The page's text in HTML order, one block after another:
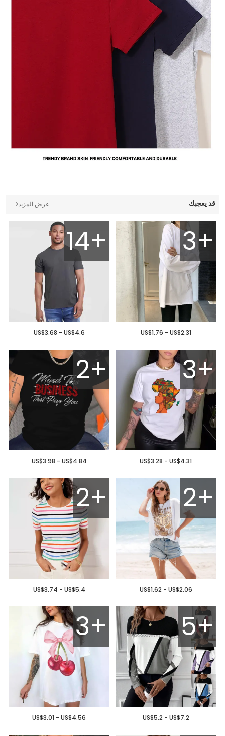
قد يعجبك عرض المزيد
3+
US$1.76 - US$2.31
14+
US$3.68 - US$4.6
3+
US$3.28 - US$4.31
2+
US$3.98 - US$4.84
2+
US$1.62 - US$2.06
2+
US$3.74 - US$5.4
5+
US$5.2 - US$7.2
3+
US$3.01 - US$4.56